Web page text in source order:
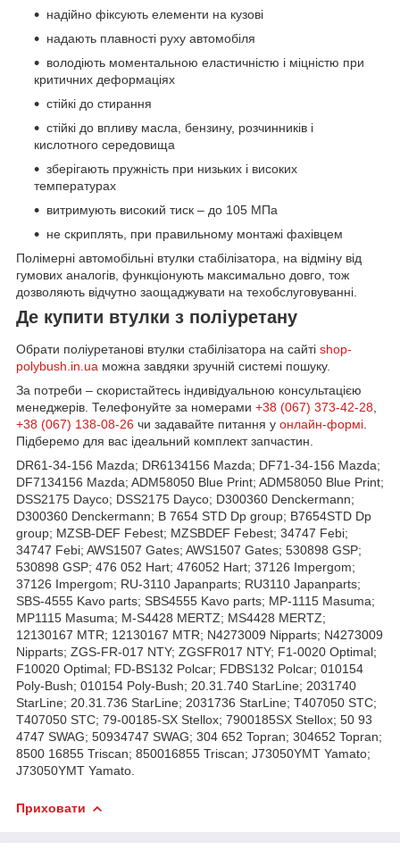
надійно фіксують елементи на кузові
надають плавності руху автомобіля
володіють моментальною еластичністю і міцністю при
критичних деформаціях
стійкі до стирання
стійкі до впливу масла, бензину, розчинників і
кислотного середовища
зберігають пружність при низьких і високих
температурах
витримують високий тиск – до 105 МПа
не скриплять, при правильному монтажі фахівцем
Полімерні автомобільні втулки стабілізатора, на відміну від
гумових аналогів, функціонують максимально довго, тож
дозволяють відчутно заощаджувати на техобслуговуванні.
Де купити втулки з поліуретану
Обрати поліуретанові втулки стабілізатора на сайті shop-
polybush.in.ua можна завдяки зручній системі пошуку.
За потреби – скористайтесь індивідуальною консультацією
менеджерів. Телефонуйте за номерами +38 (067) 373-42-28
+38 (067) 138-08-26 чи задавайте питання у онлайн-формі
Підберемо для вас ідеальний комплект запчастин.
DR61-34-156 Mazda; DR6134156 Mazda; DF71-34-156 Mazda;
DF7134156 Mazda; ADM58050 Blue Print; ADM58050 Blue Print;
DSS2175 Dayco; DSS2175 Dayco; D300360 Denckermann;
D300360 Denckermann; B 7654 STD Dp group; B7654STD Dp
group; MZSB-DEF Febest; MZSBDEF Febest; 34747 Febi;
34747 Febi; AWS1507 Gates; AWS1507 Gates; 530898 GSP;
530898 GSP; 476 052 Hart; 476052 Hart; 37126 Impergom;
37126 Impergom; RU-3110 Japanparts; RU3110 Japanparts;
SBS-4555 Kavo parts; SBS4555 Kavo parts; MP-1115 Masuma;
MP1115 Masuma; M-S4428 MERTZ; MS4428 MERTZ;
12130167 MTR; 12130167 MTR; N4273009 Nipparts; N4273009
Nipparts; ZGS-FR-017 NTY; ZGSFR017 NTY; F1-0020 Optimal;
F10020 Optimal; FD-BS132 Polcar; FDBS132 Polcar; 010154
Poly-Bush; 010154 Poly-Bush; 20.31.740 StarLine; 2031740
StarLine; 20.31.736 StarLine; 2031736 StarLine; T407050 STC;
T407050 STC; 79-00185-SX Stellox; 7900185SX Stellox; 50 93
4747 SWAG; 50934747 SWAG; 304 652 Topran; 304652 Topran;
8500 16855 Triscan; 850016855 Triscan; J73050YMT Yamato;
J73050YMT Yamato.
Приховати